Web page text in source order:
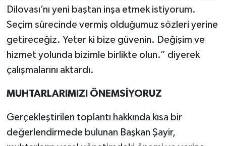
Dilovası’nı yeni baştan inşa etmek istiyorum.
Seçim sürecinde vermiş olduğumuz sözleri yerine
getireceğiz. Yeter ki bize güvenin. Değişim ve
hizmet yolunda bizimle birlikte olun.” diyerek
çalışmalarını aktardı.
MUHTARLARIMIZI ÖNEMSİYORUZ
Gerçekleştirilen toplantı hakkında kısa bir
değerlendirmede bulunan Başkan Şayir,